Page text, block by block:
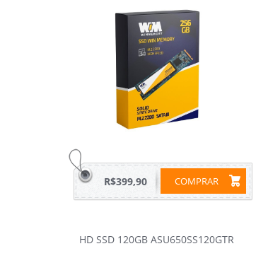
COMPRAR
R$399,90
HD SSD 120GB ASU650SS120GTR